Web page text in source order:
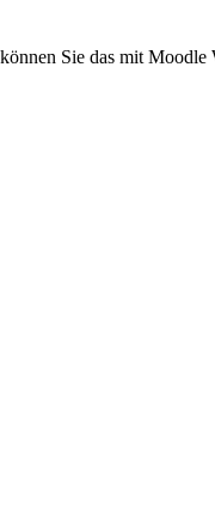
Sie das mit Moodle